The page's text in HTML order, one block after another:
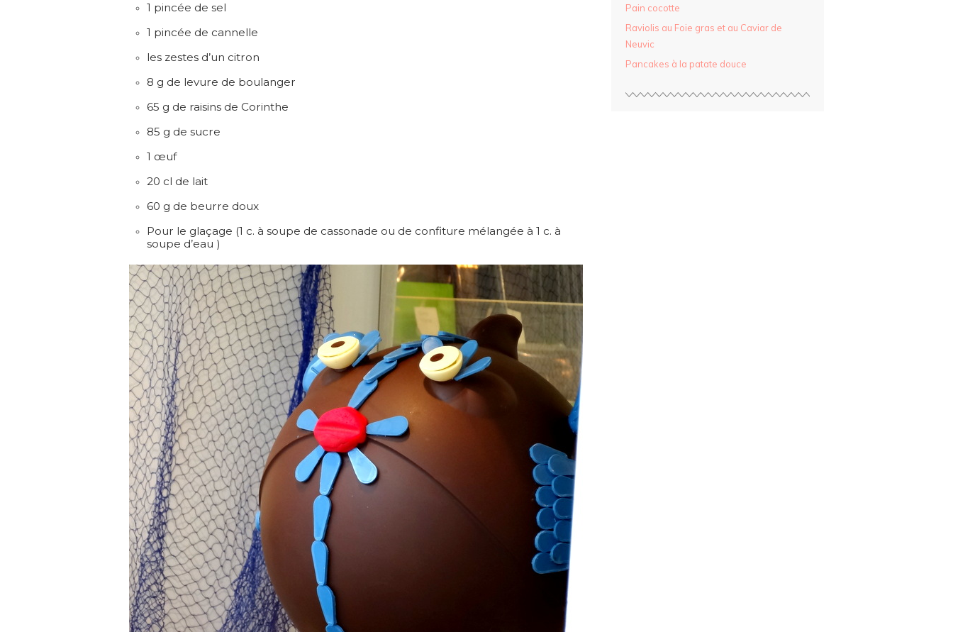
1 pincée de sel
1 pincée de cannelle
les zestes d’un citron
8 g de levure de boulanger
65 g de raisins de Corinthe
85 g de sucre
1 œuf
20 cl de lait
60 g de beurre doux
Pour le glaçage (1 c. à soupe de cassonade ou de confiture mélangée à 1 c. à
soupe d’eau )
Pain cocotte
Raviolis au Foie gras et au Caviar de
Neuvic
Pancakes à la patate douce